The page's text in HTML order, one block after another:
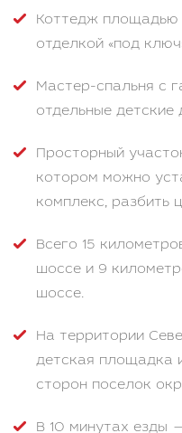
Коттедж площадью
отделкой «под
Мастер-спальня с
отдельные детские
Просторный
котором можно
комплекс, разбить
Всего 15
шоссе и 9
шоссе.
На территории
детская площадка
сторон поселок
В 10 минутах езды